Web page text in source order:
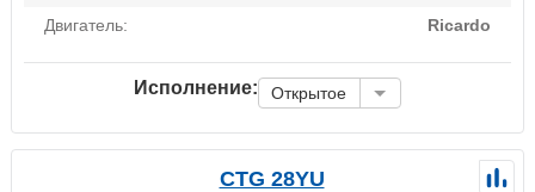
Двигатель:
Ricardo
Исполнение: Открытое
CTG 28YU